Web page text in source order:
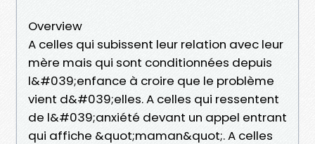
Overview
A celles qui subissent leur relation avec leur
mère mais qui sont conditionnées depuis
l&#039;enfance à croire que le problème
vient d&#039;elles. A celles qui ressentent
de l&#039;anxiété devant un appel entrant
qui affiche &quot;maman&quot;. A celles